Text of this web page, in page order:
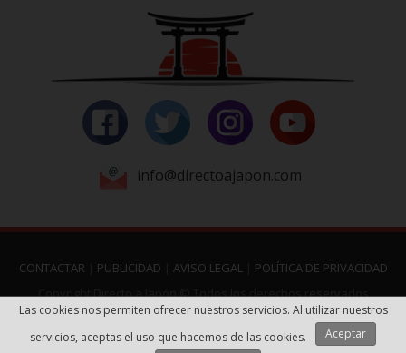
info@directoajapon.com
CONTACTAR PUBLICIDAD AVISO LEGAL| POLÍTICA DE PRIVACIDAD
Copyright Directo a Japón © Todos los derechos reservados
Página realizada porWeb Las Palmas
Las cookies nos permiten ofrecer nuestros servicios. Al utilizar nuestros
servicios, aceptas el uso que hacemos de las cookies.
Aceptar